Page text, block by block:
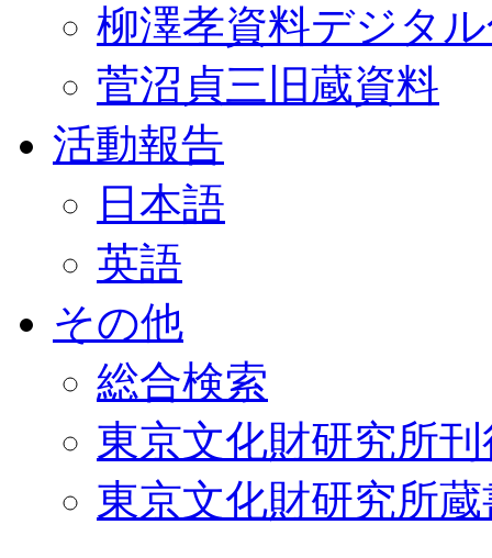
柳澤孝資料デジタ
菅沼貞三旧蔵資料
活動報告
日本語
英語
その他
総合検索
東京文化財研究所
東京文化財研究所